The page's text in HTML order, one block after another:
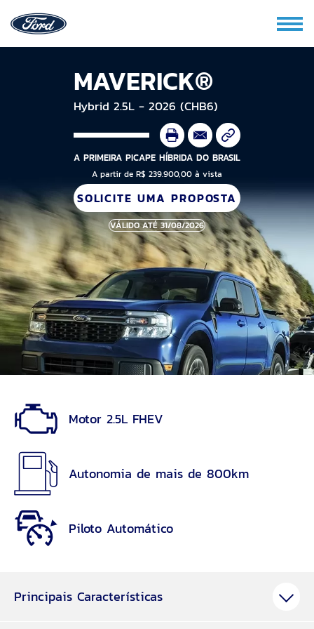
MAVERICK®
Hybrid 2.5L - 2026 (CHB6)
A PRIMEIRA PICAPE HÍBRIDA DO BRASIL
A partir de R$ 239.900,00 à vista
SOLICITE UMA PROPOSTA
VÁLIDO ATÉ 31/08/2026
Motor 2.5L FHEV
Autonomia de mais de 800km
Piloto Automático
Principais Características